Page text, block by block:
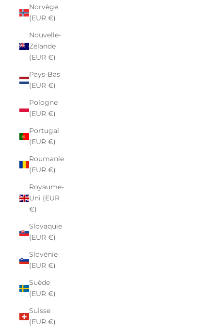
Norvège
(EUR €)
Nouvelle-
Zélande
(EUR €)
Pays-Bas
(EUR €)
Pologne
(EUR €)
Portugal
(EUR €)
Roumanie
(EUR €)
Royaume-
Uni (EUR
€)
Slovaquie
(EUR €)
Slovénie
(EUR €)
Suède
(EUR €)
Suisse
(EUR €)